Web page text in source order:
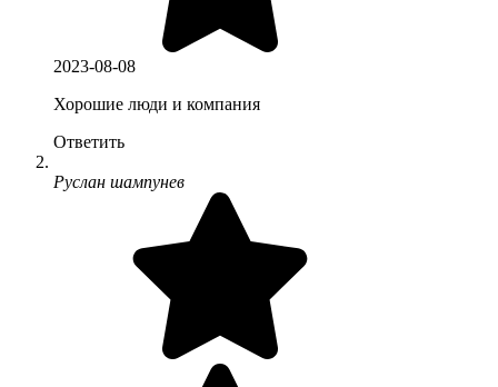
2023-08-08
Хорошие люди и компания
Ответить
Руслан шампунев